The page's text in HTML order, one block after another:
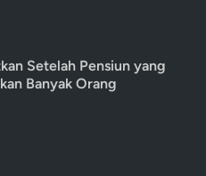
Setelah Pensiun yang
Banyak Orang